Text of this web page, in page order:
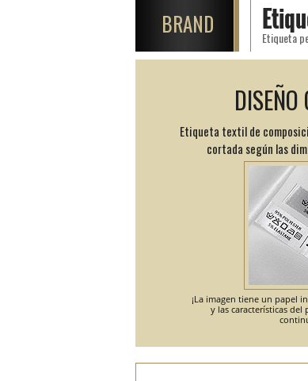
BRAND Etiqueta
DISEÑO
Etiqueta textil de
cortada según las
¡La imagen tiene un papel
y las características